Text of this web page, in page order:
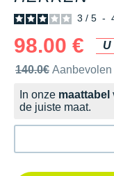
3 / 5 -
98.00 €
U
Door het merk
140.0€ Aanbevolen
In onze maattabel
de juiste maat.